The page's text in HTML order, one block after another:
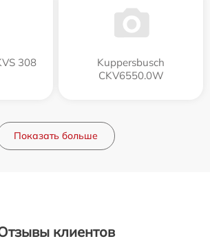
308
Kuppersbusch
CKV6550.0W
Показать больше
клиентов